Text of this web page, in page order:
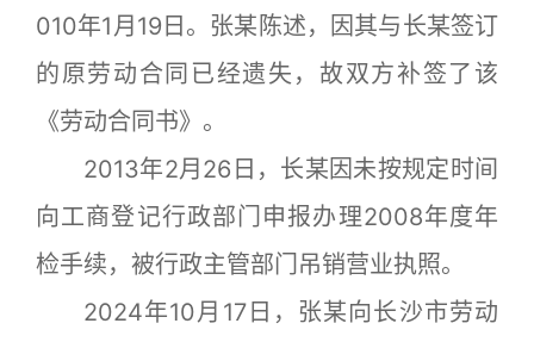
010年1月19日。张某陈述，因其与长某签订
的原劳动合同已经遗失，故双方补签了该
《劳动合同书》。
2013年2月26日，长某因未按规定时间
向工商登记行政部门申报办理2008年度年
检手续，被行政主管部门吊销营业执照。
2024年10月17日，张某向长沙市劳动